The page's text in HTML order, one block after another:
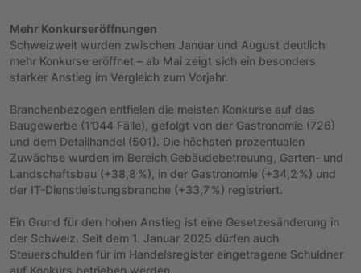
Mehr Konkurseröffnungen
Schweizweit wurden zwischen Januar und August deutlich
mehr Konkurse eröffnet – ab Mai zeigt sich ein besonders
starker Anstieg im Vergleich zum Vorjahr.
Branchenbezogen entfielen die meisten Konkurse auf das
Baugewerbe (1’044 Fälle), gefolgt von der Gastronomie (726)
und dem Detailhandel (501). Die höchsten prozentualen
Zuwächse wurden im Bereich Gebäudebetreuung, Garten- und
Landschaftsbau (+38,8 %), in der Gastronomie (+34,2 %) und
der IT-Dienstleistungsbranche (+33,7 %) registriert.
Ein Grund für den hohen Anstieg ist eine Gesetzesänderung in
der Schweiz. Seit dem 1. Januar 2025 dürfen auch
Steuerschulden für im Handelsregister eingetragene Schuldner
auf Konkurs betrieben werden.